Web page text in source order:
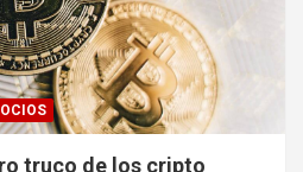
truco de los cripto